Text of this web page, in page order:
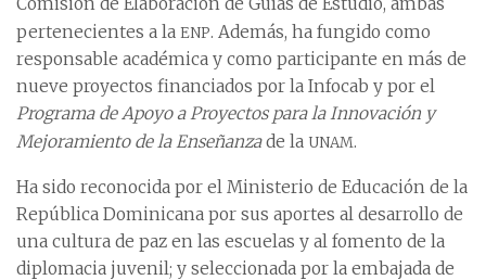
pertenecientes a la enp. Además, ha fungido como
responsable académica y como participante en más de
nueve proyectos financiados por la Infocab y por el
Programa de Apoyo a Proyectos para la Innovación y
Mejoramiento de la Enseñanzade la unam.
Ha sido reconocida por el Ministerio de Educación de la
República Dominicana por sus aportes al desarrollo de
una cultura de paz en las escuelas y al fomento de la
diplomacia juvenil; y seleccionada por la embajada de